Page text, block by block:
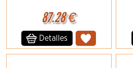
87.28€
Detalles